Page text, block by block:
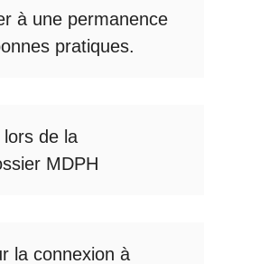
à une permanence
pratiques.
de la
MDPH
la connexion à